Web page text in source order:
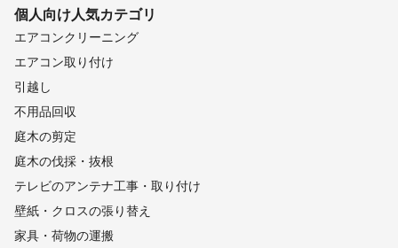
個人向け人気カテゴリ
エアコンクリーニング
エアコン取り付け
引越し
不用品回収
庭木の剪定
庭木の伐採・抜根
テレビのアンテナ工事・取り付け
壁紙・クロスの張り替え
家具・荷物の運搬